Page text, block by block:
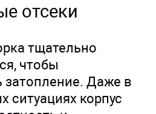
отсеки
тщательно
чтобы
затопление. Даже в
ситуациях корпус